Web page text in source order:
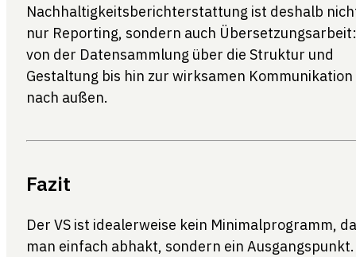
Nachhaltigkeitsberichterstattung ist deshalb
nur Reporting, sondern auch Übersetzungsarbeit:
von der Datensammlung über die Struktur und
Gestaltung bis hin zur wirksamen Kommunikation
nach außen.
Fazit
Der VS ist idealerweise kein Minimalprogramm,
man einfach abhakt, sondern ein Ausgangspunkt.